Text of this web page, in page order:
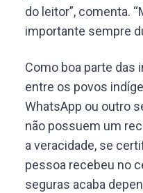
do leitor”, comenta.
importante sempre
Como boa parte
entre os povos
WhatsApp ou outro
não possuem um
a veracidade, se
pessoa recebeu no
seguras acaba